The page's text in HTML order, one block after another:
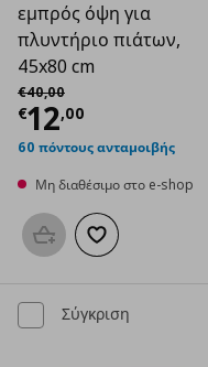
εμπρός όψη για
πλυντήριο πιάτων,
45x80 cm
€40,00
Αρχική τιμή
€12,00
Τρέχουσα
60 πόντους ανταμοιβής
Μη διαθέσιμο στο e-shop
Προσθήκη στο καλάθι
Προσθήκη στα
Σύγκριση